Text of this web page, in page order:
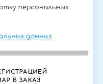
персональных
данных
В ЗАКАЗ